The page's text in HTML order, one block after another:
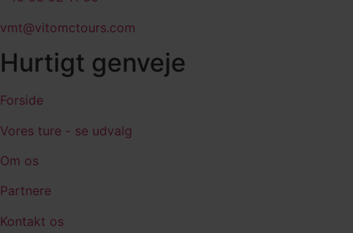
vmt@vitomctours.com
Hurtigt genveje
Forside
Vores ture - se udvalg
Om os
Partnere
Kontakt os